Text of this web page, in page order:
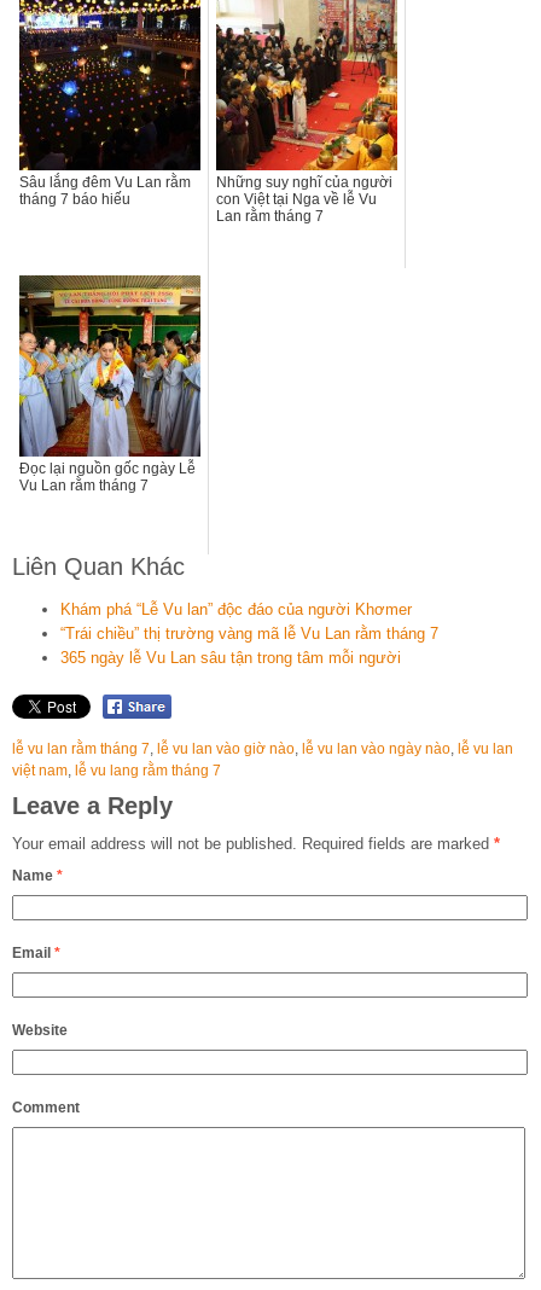
Sâu lắng đêm Vu Lan rằm
tháng 7 báo hiếu
Những suy nghĩ của người
con Việt tại Nga về lễ Vu
Lan rằm tháng 7
Đọc lại nguồn gốc ngày Lễ
Vu Lan rằm tháng 7
Liên Quan Khác
Khám phá “Lễ Vu lan” độc đáo của người Khơmer
“Trái chiều” thị trường vàng mã lễ Vu Lan rằm tháng 7
365 ngày lễ Vu Lan sâu tận trong tâm mỗi người
lễ vu lan rằm tháng 7, lễ vu lan vào giờ nào, lễ vu lan vào ngày nào, lễ vu lan
việt nam, lễ vu lang rằm tháng 7
Leave a Reply
Your email address will not be published. Required fields are marked *
Name *
Email *
Website
Comment